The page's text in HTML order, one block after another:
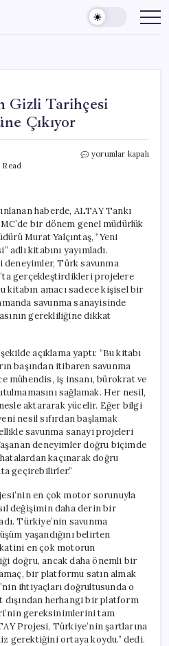
Gizli Tarihçesi
Çıkıyor
ALTAY
Gün
Yüzüne
Çıkıyor
için
yorumlar kapalı
haberde, ALTAY Tankı
bir dönem genel müdürlük
Murat Yalçıntaş, “Yeni
adlı kitabını yayımladı.
deneyimler, Türk savunma
gerçekleştirdikleri projelere
kitabın amacı sadece kişisel bir
savunma sanayisinde
gerekliliğine dikkat
açıklama yaptı: “Bu kitabı
başından itibaren savunma
mühendis, iş insanı, bürokrat ve
sağlamak. Her nesil,
aktararak yücelir. Eğer bilgi
nesil sıfırdan başlamak
savunma sanayi projeleri
deneyimler doğru biçimde
kaçınarak doğru
geçirebilirler.”
en çok motor sorunuyla
değişimin daha derin bir
Türkiye’nin savunma
yaşandığını belirten
en çok motorun
doğru, ancak daha önemli bir
bir platformu satın almak
ihtiyaçları doğrultusunda o
dışından herhangi bir platform
gereksinimlerini tam
Projesi, Türkiye’nin şartlarına
gerektiğini ortaya koydu.” dedi.